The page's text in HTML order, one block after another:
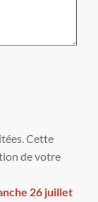
Cette
de votre
26 juillet